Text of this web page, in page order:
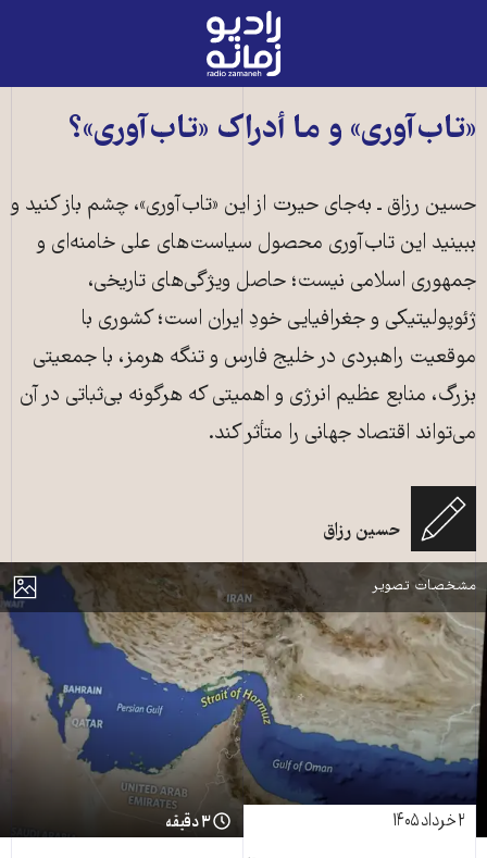
رادیو
زمانه
به
صفحه
«تاب‌آوری» و ما أدراک «تاب‌آوری»؟
حسین رزاق ـ به‌جای حیرت از این «تاب‌آوری»، چشم باز کنید و
ببینید این تاب‌آوری محصول سیاست‌های علی خامنه‌ای و
جمهوری اسلامی نیست؛ حاصل ویژگی‌های تاریخی،
ژئوپولیتیکی و جغرافیایی خودِ ایران است؛ کشوری با
موقعیت راهبردی در خلیج فارس و تنگه هرمز، با جمعیتی
بزرگ، منابع عظیم انرژی و اهمیتی که هرگونه بی‌ثباتی در آن
می‌تواند اقتصاد جهانی را متأثر کند.
حسین رزاق
نمایش
مشخصات تصویر
تنگه هرمز، منبع: shutterstock
۲ خرداد ۱۴۰۵ ۳ دقیقه